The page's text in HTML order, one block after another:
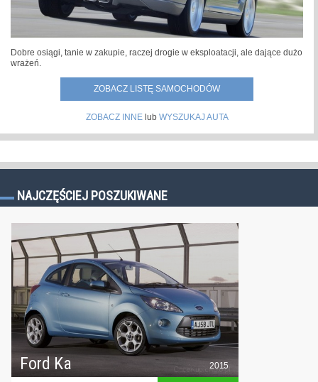
Dobre osiągi, tanie w zakupie, raczej drogie w eksploatacji, ale dające dużo
wrażeń.
ZOBACZ LISTĘ SAMOCHODÓW
ZOBACZ INNElub WYSZUKAJ AUTA
NAJCZĘŚCIEJ POSZUKIWANE
Ford Ka 2015